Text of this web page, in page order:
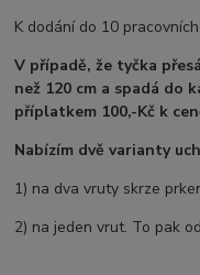
K dodání do 10
V případě, že tyčka
než 120 cm a spadá do
příplatkem 100,-Kč k
Nabízím dvě varianty
1) na dva vruty skrze
2) na jeden vrut. To pak